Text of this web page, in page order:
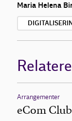
Maria Helena
Arrangementer
eCom